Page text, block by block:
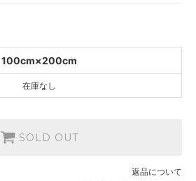
100cm×200cm
在庫なし
SOLD OUT
返品について